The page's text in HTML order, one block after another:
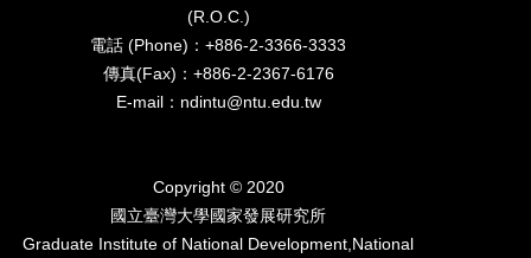
(R.O.C.)
電話 (Phone)：+886-2-3366-3333
傳真(Fax)：+886-2-2367-6176
E-mail：ndintu@ntu.edu.tw
Copyright © 2020
國立臺灣⼤學國家發展研究所
Graduate Institute of National Development,National